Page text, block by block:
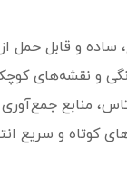
این نسخه با استفاده
منابع جمع‌آوری
کوتاه و